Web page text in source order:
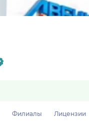
Филиалы Лицензии